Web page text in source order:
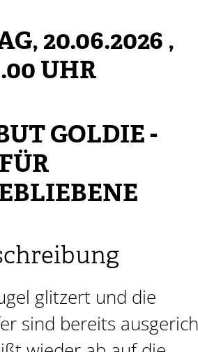
20.06.2026 ,
UHR
GOLDIE -
glitzert und die
sind bereits